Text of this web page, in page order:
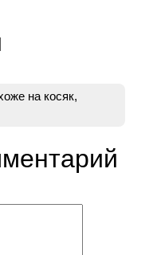
на косяк,